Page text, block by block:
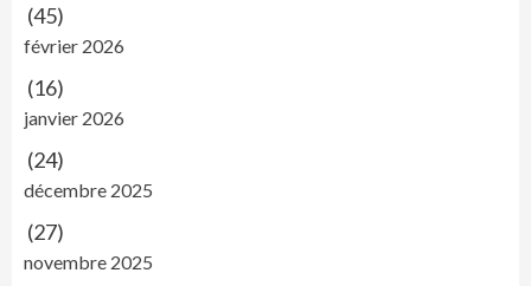
(45)
février 2026
(16)
janvier 2026
(24)
décembre 2025
(27)
novembre 2025